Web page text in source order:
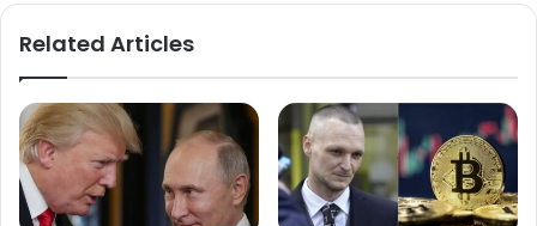
Related Articles